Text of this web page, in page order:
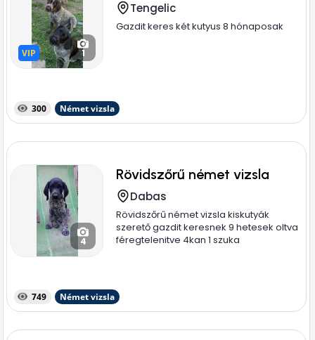
VIP
VIP 1
Tengelic
Gazdit keres két kutyus 8 hónaposak
300 Német vizsla
4
Rövidszőrű német vizsla
Dabas
Rövidszőrű német vizsla kiskutyák
szerető gazdit keresnek 9 hetesek oltva
féregtelenitve 4kan 1 szuka
749 Német vizsla